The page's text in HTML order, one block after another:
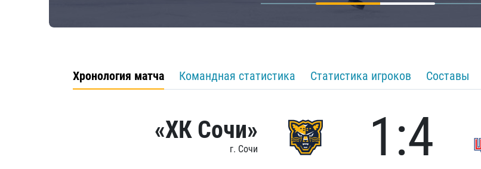
Хронология матча Командная статистика Статистика игроков Составы
«ХК Сочи»
г. Сочи 1:4